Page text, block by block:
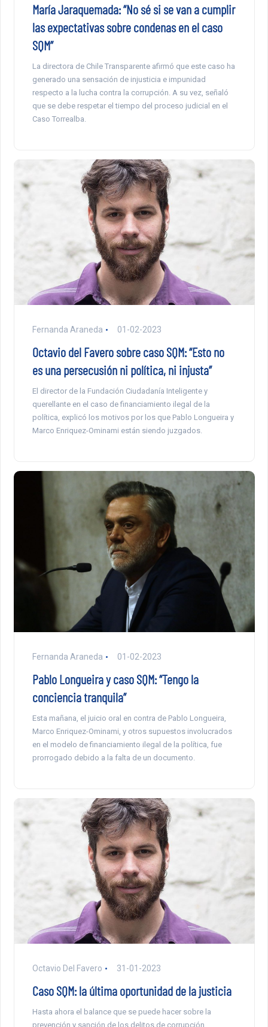
María Jaraquemada: “No sé si se van a cumplir
las expectativas sobre condenas en el caso
SQM”
La directora de Chile Transparente afirmó que este caso ha
generado una sensación de injusticia e impunidad
respecto a la lucha contra la corrupción. A su vez, señaló
que se debe respetar el tiempo del proceso judicial en el
Caso Torrealba.
Fernanda Araneda 01-02-2023
Octavio del Favero sobre caso SQM: “Esto no
es una persecusión ni política, ni injusta”
El director de la Fundación Ciudadanía Inteligente y
querellante en el caso de financiamiento ilegal de la
política, explicó los motivos por los que Pablo Longueira y
Marco Enriquez-Ominami están siendo juzgados.
Fernanda Araneda 01-02-2023
Pablo Longueira y caso SQM: “Tengo la
conciencia tranquila”
Esta mañana, el juicio oral en contra de Pablo Longueira,
Marco Enriquez-Ominami, y otros supuestos involucrados
en el modelo de financiamiento ilegal de la política, fue
prorrogado debido a la falta de un documento.
Octavio Del Favero 31-01-2023
Caso SQM: la última oportunidad de la justicia
Hasta ahora el balance que se puede hacer sobre la
prevención y sanción de los delitos de corrupción